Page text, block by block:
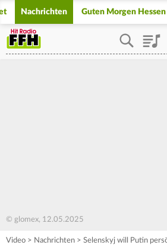
Nachrichten Guten Morgen Hessen
© glomex, 12.05.2025
Video > Nachrichten > Selenskyj will Putin